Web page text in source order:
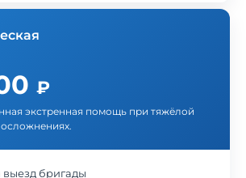
₽
экстренная помощь при тяжёлой
бригады